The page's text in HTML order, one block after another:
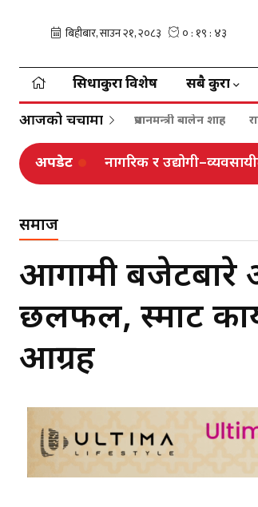
सिधाकुरा विशेष सबै कुरा
आजको चर्चामा प्रधानमन्त्री बालेन शाह
अपडेट नागरिक र
समाज
आगामी बजेटबारे
छलफल, स्मार्ट
आग्रह